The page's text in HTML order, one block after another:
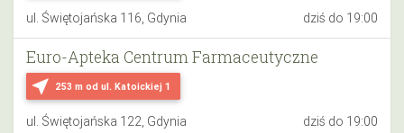
ul. Świętojańska 116, Gdynia dziś do 19:00
near_me 253 m od ul. Katoickiej 1
Euro-Apteka Centrum Farmaceutyczne
ul. Świętojańska 122, Gdynia dziś do 19:00